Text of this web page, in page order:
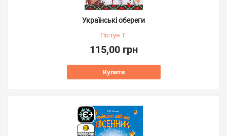
Українські обереги
Пістун Т.
115,00 грн
Купити